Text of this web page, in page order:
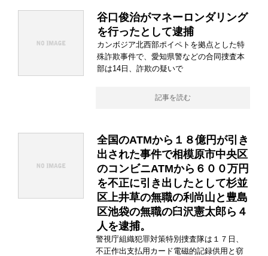
谷口俊治がマネーロンダリング
を行ったとして逮捕
カンボジア北西部ポイペトを拠点とした特
殊詐欺事件で、愛知県警などの合同捜査本
部は14日、詐欺の疑いで
記事を読む
全国のATMから１８億円が引き
出された事件で相模原市中央区
のコンビニATMから６００万円
を不正に引き出したとして杉並
区上井草の無職の利尚山と豊島
区池袋の無職の臼沢憲太郎ら４
人を逮捕。
警視庁組織犯罪対策特別捜査隊は１７日、
不正作出支払用カード電磁的記録供用と窃